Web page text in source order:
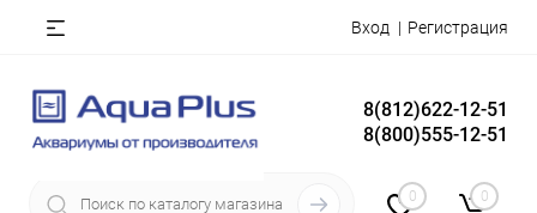
Вход Регистрация
8(812)622-12-51
8(800)555-12-51
0 0